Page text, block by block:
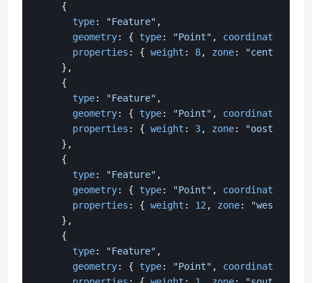
    {
type: "Feature" ,
geometry: { type: "Point" , coordinates
properties : { weight : 8, zone: "centrum"
    },
    {
type: "Feature" ,
geometry: { type: "Point" , coordinates
properties : { weight : 3, zone: "oost"
    },
    {
type: "Feature" ,
geometry: { type: "Point" , coordinates
properties : { weight : 12 , zone: "west"
    },
    {
type: "Feature" ,
geometry: { type: "Point" , coordinates